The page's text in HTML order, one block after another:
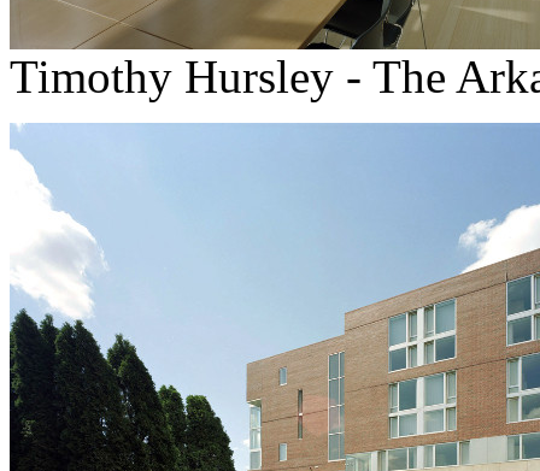
Timothy Hursley - The